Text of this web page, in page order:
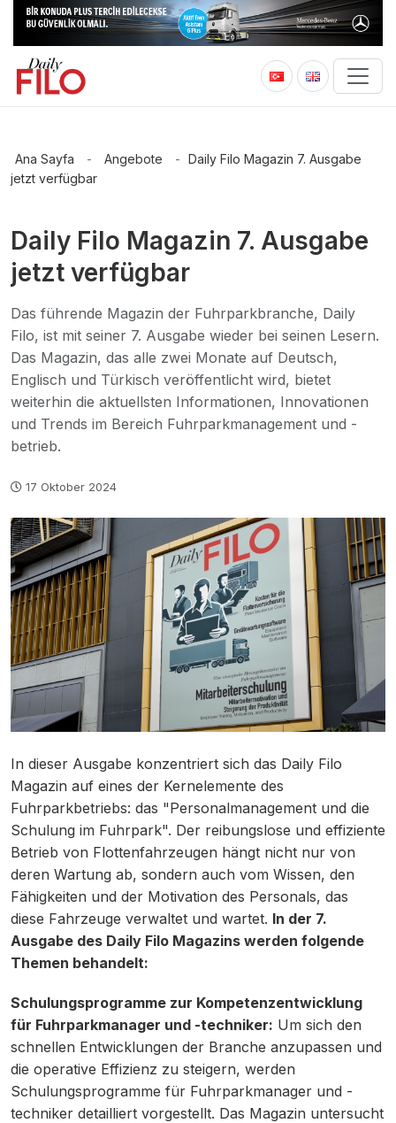
Ana Sayfa - Angebote - Daily Filo Magazin 7. Ausgabe
jetzt verfügbar
Daily Filo Magazin 7. Ausgabe
jetzt verfügbar
Das führende Magazin der Fuhrparkbranche, Daily
Filo, ist mit seiner 7. Ausgabe wieder bei seinen Lesern.
Das Magazin, das alle zwei Monate auf Deutsch,
Englisch und Türkisch veröffentlicht wird, bietet
weiterhin die aktuellsten Informationen, Innovationen
und Trends im Bereich Fuhrparkmanagement und -
betrieb.
17 Oktober 2024
In dieser Ausgabe konzentriert sich das Daily Filo
Magazin auf eines der Kernelemente des
Fuhrparkbetriebs: das "Personalmanagement und die
Schulung im Fuhrpark". Der reibungslose und effiziente
Betrieb von Flottenfahrzeugen hängt nicht nur von
deren Wartung ab, sondern auch vom Wissen, den
Fähigkeiten und der Motivation des Personals, das
diese Fahrzeuge verwaltet und wartet. In der 7.
Ausgabe des Daily Filo Magazins werden folgende
Themen behandelt:
Schulungsprogramme zur Kompetenzentwicklung
für Fuhrparkmanager und -techniker: Um sich den
schnellen Entwicklungen der Branche anzupassen und
die operative Effizienz zu steigern, werden
Schulungsprogramme für Fuhrparkmanager und -
techniker detailliert vorgestellt. Das Magazin untersucht